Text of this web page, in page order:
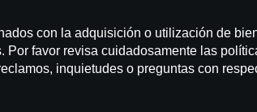
con la adquisición o utilización de
favor revisa cuidadosamente las
inquietudes o preguntas con